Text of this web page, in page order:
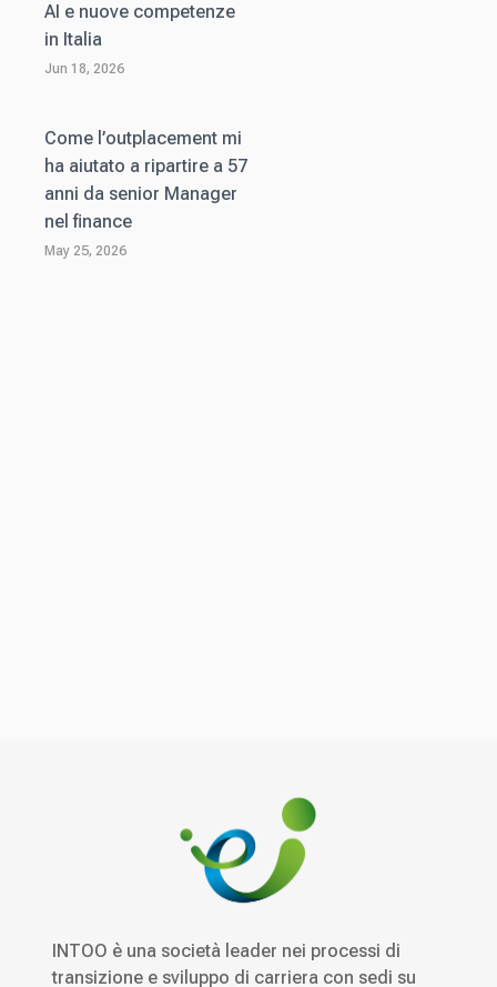
AI e nuove competenze
in Italia
Jun 18, 2026
Come l’outplacement mi
ha aiutato a ripartire a 57
anni da senior Manager
nel finance
May 25, 2026
INTOO è una società leader nei processi di
transizione e sviluppo di carriera con sedi su